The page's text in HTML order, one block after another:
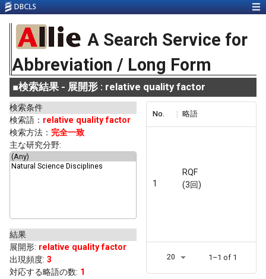
A Search Service for
Abbreviation / Long Form
■検索結果 - 展開形 : relative quality factor
検索条件
検索語： relative quality factor
検索方法： 完全一致
主な研究分野:
結果
展開形: relative quality factor
出現頻度: 3
対応する略語の数: 1
No. 略語
1
RQF
(3回)
20 1–1 of 1